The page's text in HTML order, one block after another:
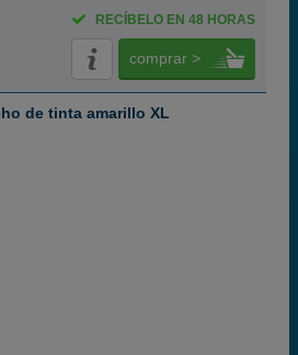
RECÍBELO EN 48 HORAS
comprar >
de tinta amarillo XL